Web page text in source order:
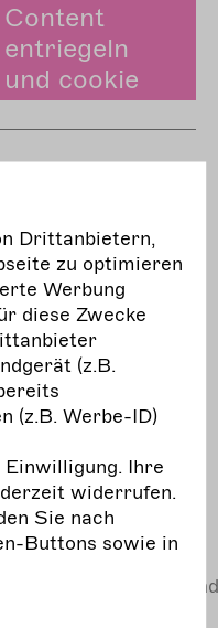
Content
entriegeln
und cookie
zustimmen.
überwinden
interdisziplinäre
zur
von
Papier
#3
überwinden
im Rahmen
Drittanbietern,
zu optimieren
Werbung
diese Zwecke
(z.B.
(z.B. Werbe-ID)
Ihre
widerrufen.
Sie nach
Buttons sowie in